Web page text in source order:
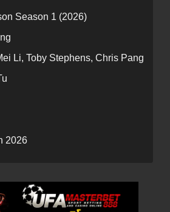
Season 1 (2026)
Li, Toby Stephens, Chris Pang
2026